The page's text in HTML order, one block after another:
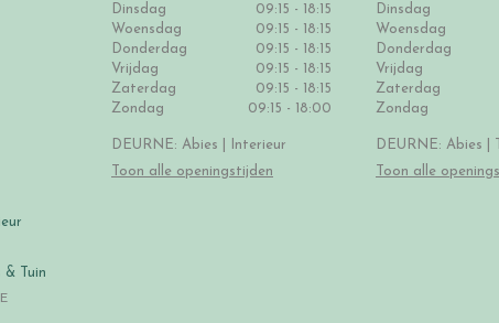
& Tuin
Dinsdag
09:15 - 18:15
Woensdag
09:15 - 18:15
Donderdag
09:15 - 18:15
Vrijdag
09:15 - 18:15
Zaterdag
09:15 - 18:15
Zondag
09:15 - 18:00
DEURNE: Abies | Interieur
Toon alle openingstijden
Dinsdag
Woensdag
Donderdag
Vrijdag
Zaterdag
Zondag
DEURNE: Abies |
Toon alle